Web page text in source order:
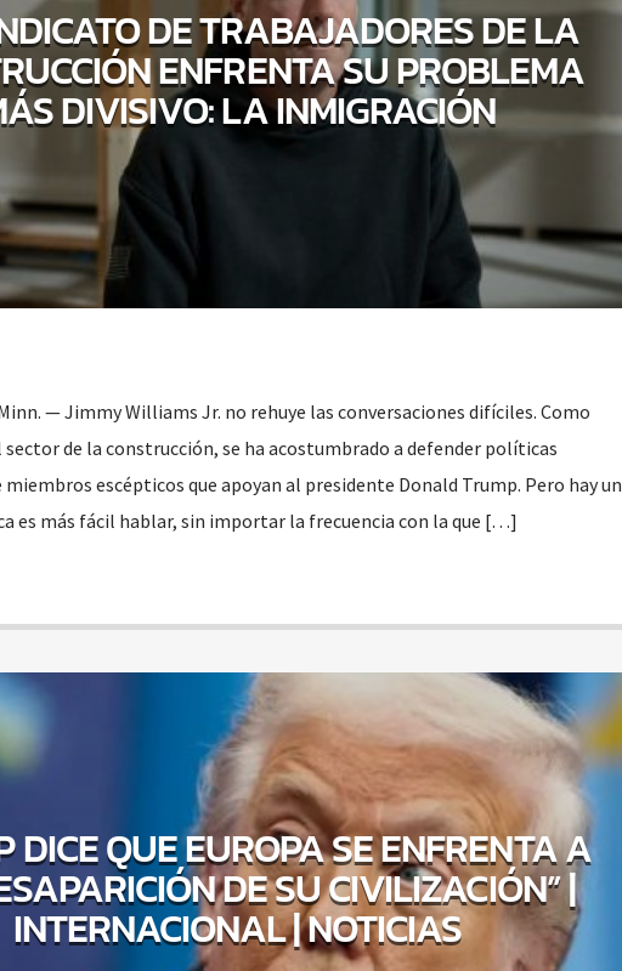
DE TRABAJADORES DE LA
ENFRENTA SU PROBLEMA
DIVISIVO: LA INMIGRACIÓN
— Jimmy Williams Jr. no rehuye las conversaciones difíciles. Como
sector de la construcción, se ha acostumbrado a defender políticas
escépticos que apoyan al presidente Donald Trump. Pero hay un
es más fácil hablar, sin importar la frecuencia con la que […]
DICE QUE EUROPA SE ENFRENTA A
DE SU CIVILIZACIÓN” |
INTERNACIONAL | NOTICIAS